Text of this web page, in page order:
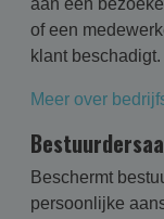
aan een
of een
klant beschadigt.
Meer over
Beschermt
persoonlijke